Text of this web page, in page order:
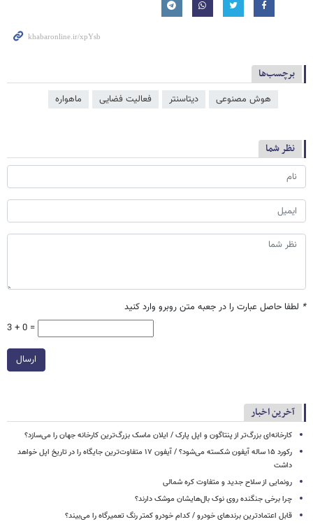
برچسب‌ها
هوش مصنوعی دیتاسنتر فعالیت فضایی ماهواره
نظر شما
* لطفا حاصل عبارت را در جعبه متن روبرو وارد کنید
3 + 0 =
ارسال
آخرین اخبار
کارخانه‌ای بزرگ‌تر از پنتاگون و اپل پارک / ایلان ماسک بزرگ‌ترین کارخانه جهان را می‌سازد؟
رکورد ۱۵ ساله آیفون شکسته می‌شود؟ / آیفون ۱۷ متفاوت‌ترین جایگاه را در تاریخ اپل خواهد
داشت
رونمایی از سلاح جدید و متفاوت کره شمالی
چرا برخی جنگنده روی نوک بال‌هایشان موشک‌ دارند؟
قابل اعتمادترین برندهای خودرو / کدام خودرو کمتر رنگ تعمیرگاه را می‌بیند؟